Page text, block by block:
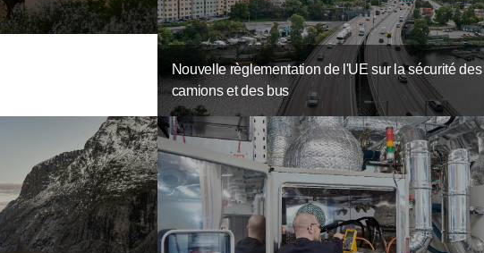
Nouvelle règlementation de l'UE sur la sécurité des
camions et des bus